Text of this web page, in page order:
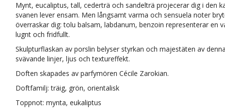
Mynt, eucaliptus, tall, cederträ och sandelträ projecerar dig i den
svanen lever ensam. Men långsamt varma och sensuela noter
överraskar dig: tolu balsam, labdanum, benzoin representerar en
lugnt och fridfullt.
Skulpturflaskan av porslin belyser styrkan och majestäten av
svävande linjer, ljus och textureffekt.
Doften skapades av parfymören Cécile Zarokian.
Doftfamilj: träig, grön, orientalisk
Toppnot: mynta, eukaliptus